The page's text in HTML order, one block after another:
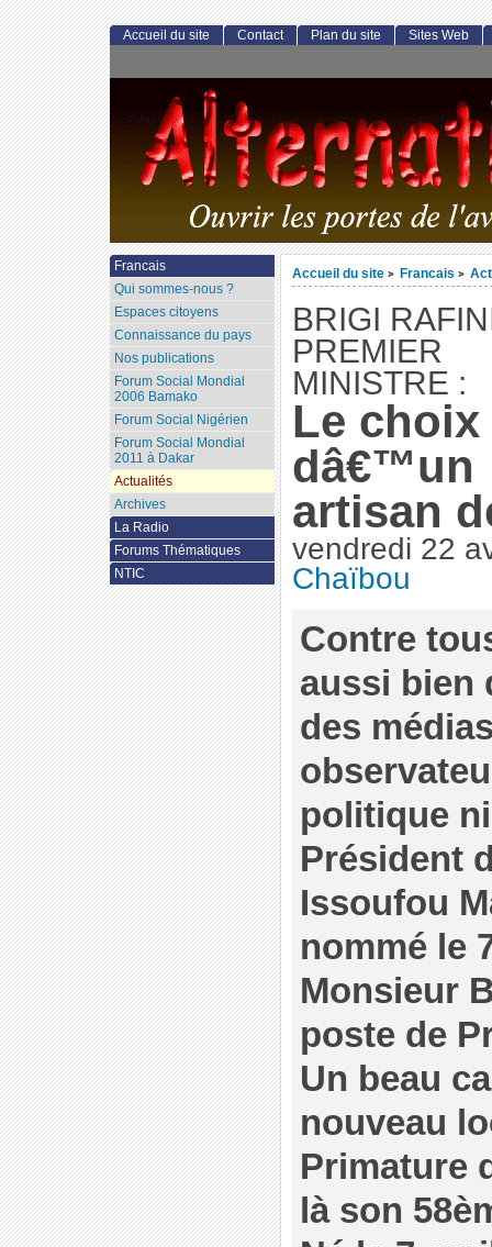
Accueil du site > Francais >
BRIGI
PREMIER
MINISTRE :
Le choix
dâ€™un
artisan
vendredi 22
Chaïbou
Contre
aussi bien
des
politique
Président
Issoufou
nommé le
Monsieur
poste de
Un beau
nouveau
Primature
là son
Accueil du site Contact Plan du site Sites Web
Francais
Qui sommes-nous ?
Espaces citoyens
Connaissance du pays
Nos publications
Forum Social Mondial
2006 Bamako
Forum Social Nigérien
Forum Social Mondial
2011 à Dakar
Actualités
Archives
La Radio
Forums Thématiques
NTIC